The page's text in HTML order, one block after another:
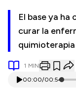
El base ya
curar la
quimioterapia
1 MIN
00:00/00:54